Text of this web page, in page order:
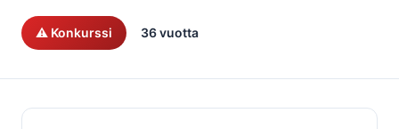
⚠️ Konkurssi 36 vuotta